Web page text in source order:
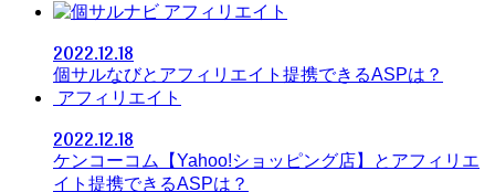
アフィリエイト
2022.12.18
個サルなびとアフィリエイト提携できるASPは？
アフィリエイト
2022.12.18
ケンコーコム【Yahoo!ショッピング店】とアフィリエ
イト提携できるASPは？